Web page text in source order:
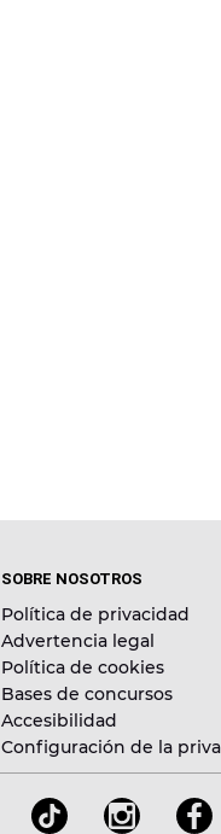
SOBRE NOSOTROS
Política de privacidad
Advertencia legal
Política de cookies
Bases de concursos
Accesibilidad
Configuración de la